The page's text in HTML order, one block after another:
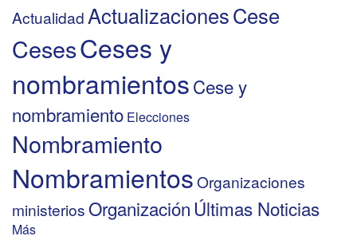
ActualidadActualizacionesCese
CesesCeses y
nombramientosCese y
nombramiento Elecciones
Nombramiento
NombramientosOrganizaciones
ministeriosOrganizaciónÚltimas Noticias
Más